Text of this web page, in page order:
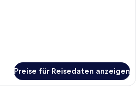
Preise für Reisedaten anzeigen